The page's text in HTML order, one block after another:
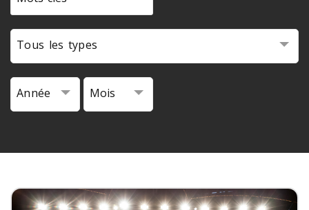
Tous les types
Année Mois